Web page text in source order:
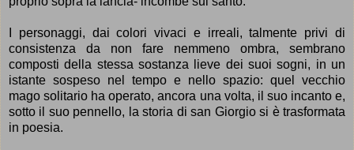
I personaggi, dai colori vivaci e irreali, talmente privi di
consistenza da non fare nemmeno ombra, sembrano
composti della stessa sostanza lieve dei suoi sogni, in un
istante sospeso nel tempo e nello spazio: quel vecchio
mago solitario ha operato, ancora una volta, il suo incanto e,
sotto il suo pennello, la storia di san Giorgio si è trasformata
in poesia.